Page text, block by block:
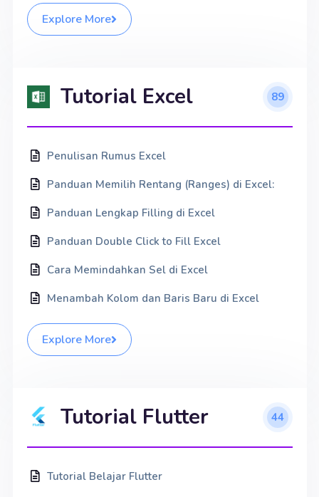
Explore More
Tutorial Excel 89
Penulisan Rumus Excel
Panduan Memilih Rentang (Ranges) di Excel:
Panduan Lengkap Filling di Excel
Panduan Double Click to Fill Excel
Cara Memindahkan Sel di Excel
Menambah Kolom dan Baris Baru di Excel
Explore More
Tutorial Flutter 44
Tutorial Belajar Flutter